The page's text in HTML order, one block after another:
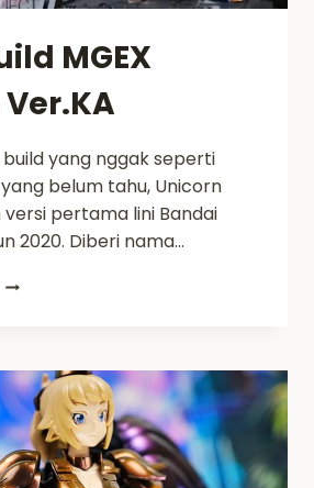
MGEX
yang nggak seperti
belum tahu, Unicorn
versi pertama lini Bandai
2020. Diberi nama…
ASMR